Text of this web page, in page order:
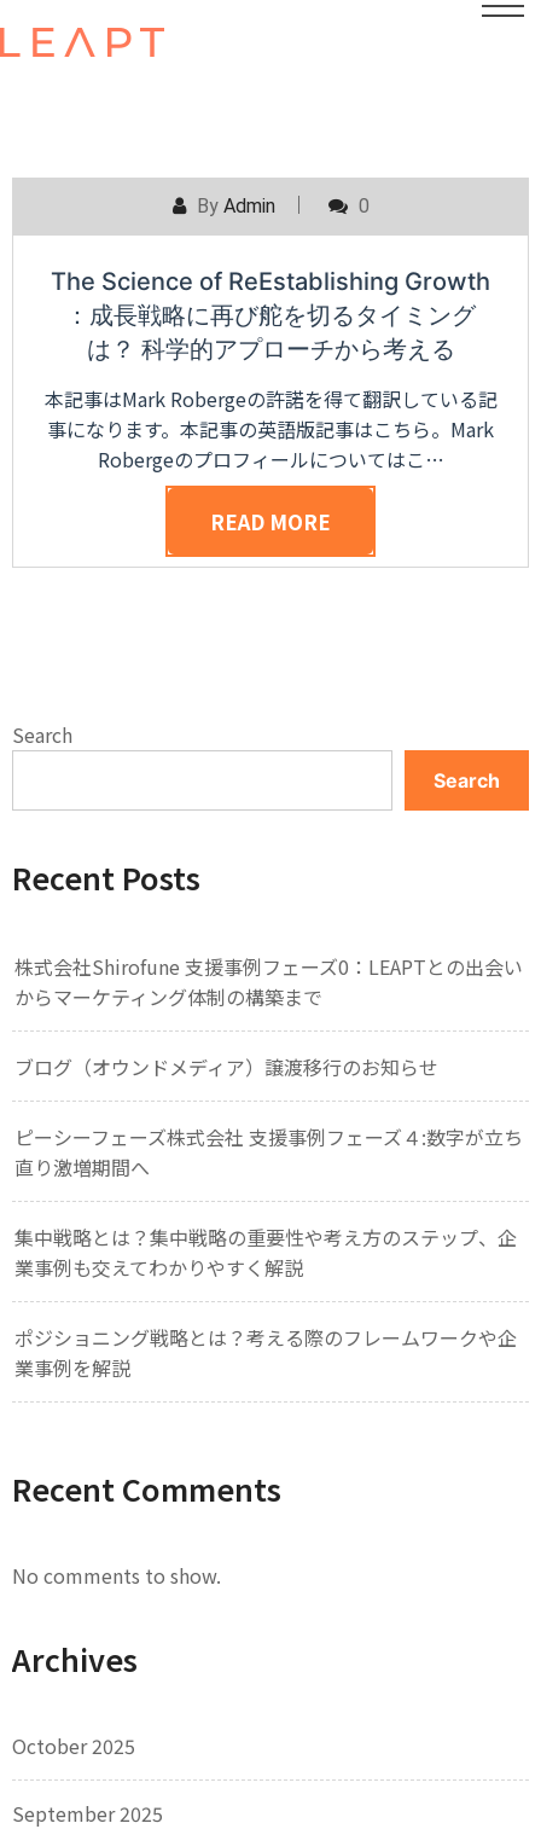
By Admin 0
The Science of ReEstablishing Growth
：成長戦略に再び舵を切るタイミング
は？ 科学的アプローチから考える
本記事はMark Robergeの許諾を得て翻訳している記
事になります。本記事の英語版記事はこちら。Mark
Robergeのプロフィールについてはこ…
READ MORE
Search
Search
Recent Posts
株式会社Shirofune 支援事例フェーズ0：LEAPTとの出会い
からマーケティング体制の構築まで
ブログ（オウンドメディア）譲渡移行のお知らせ
ピーシーフェーズ株式会社 支援事例フェーズ４:数字が立ち
直り激増期間へ
集中戦略とは？集中戦略の重要性や考え方のステップ、企
業事例も交えてわかりやすく解説
ポジショニング戦略とは？考える際のフレームワークや企
業事例を解説
Recent Comments
No comments to show.
Archives
October 2025
September 2025